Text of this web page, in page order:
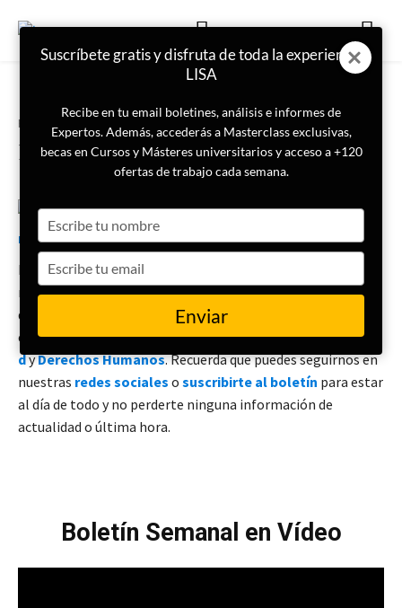
Portada
Boletín Semanal (10 – 17 jun)
LISA Institute
Desde LISA News te traemos el
resumen de las noticias más relevantes de los últimos siete
días
en Seguridad,Internacional,Inteligencia,Cibersegurida
dyDerechos Humanos. Recuerda que puedes seguirnos en
nuestras redes sociales o suscribirte al boletín para estar
al día de todo y no perderte ninguna información de
actualidad o última hora.
Boletín Semanal en Vídeo
Suscríbete gratis y disfruta de toda la experiencia
LISA
Recibe en tu email boletines, análisis e informes de
Expertos. Además, accederás a Masterclass exclusivas,
becas en Cursos y Másteres universitarios y acceso a +120
ofertas de trabajo cada semana.
your
name
your
email
Enviar